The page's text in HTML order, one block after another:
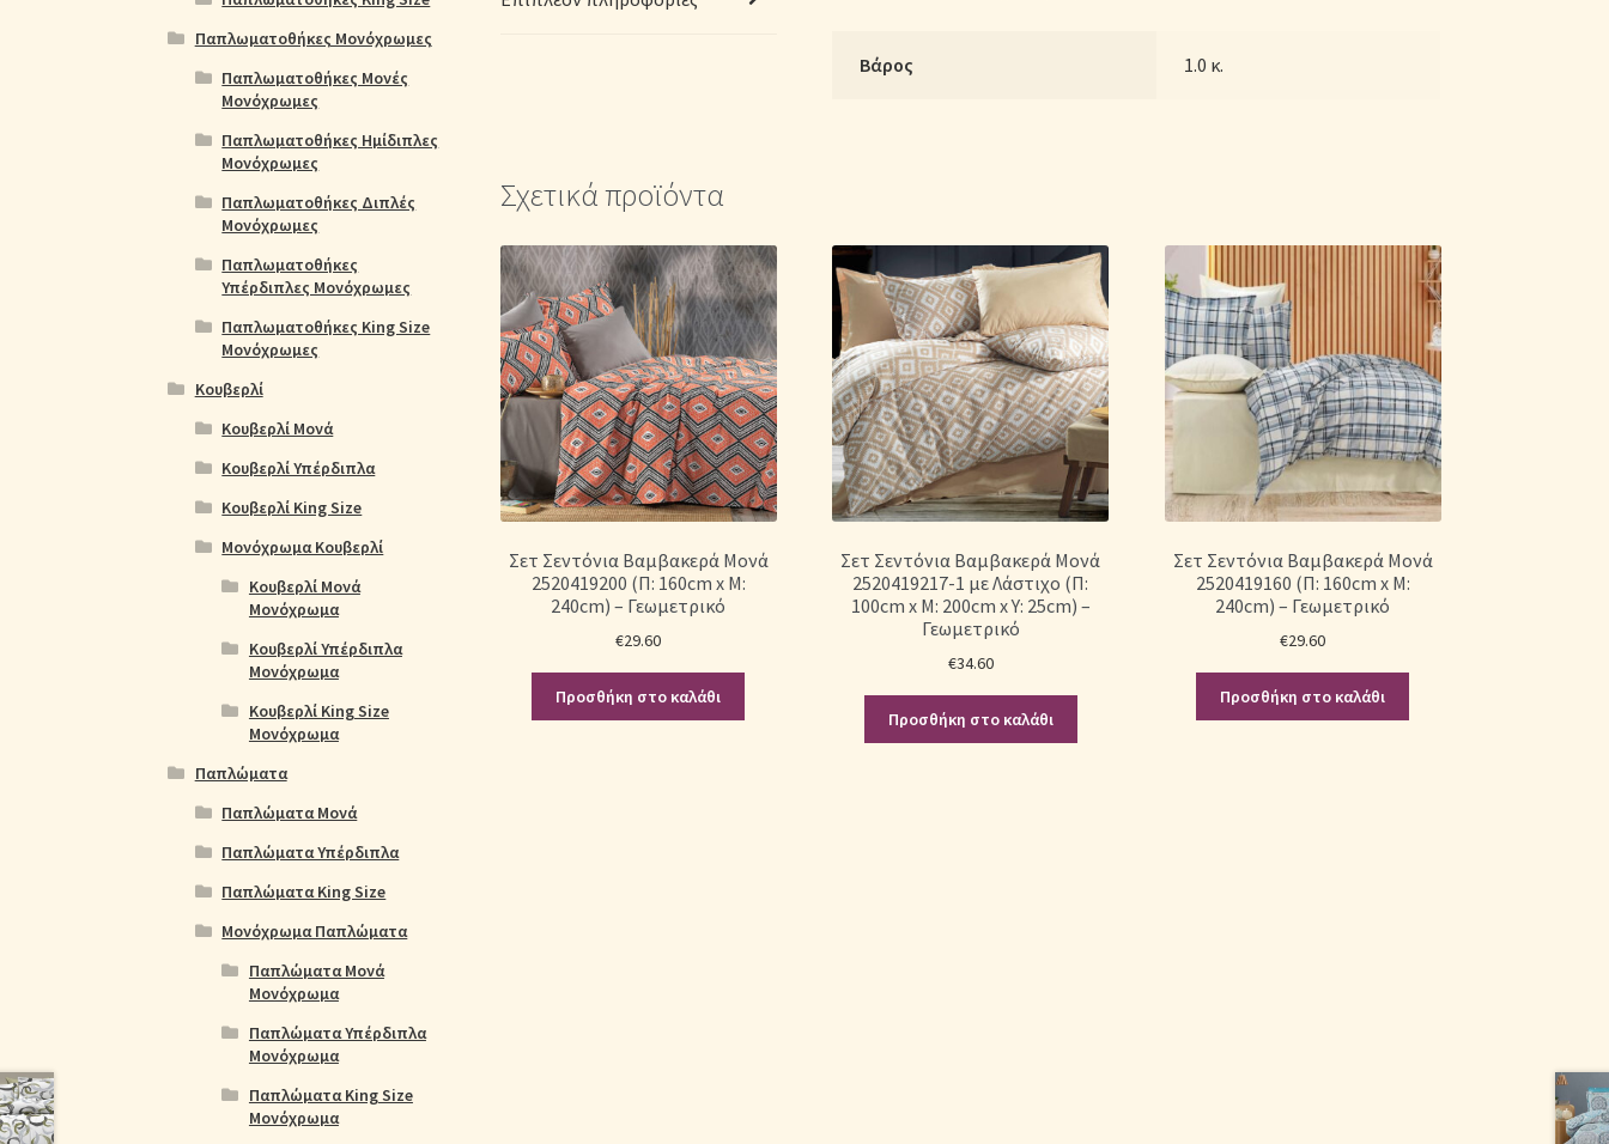
Βάρος 1.0 κ.
Σχετικά προϊόντα
Σετ Σεντόνια Βαμβακερά Μονά
2520419200 (Π: 160cm x Μ:
240cm) – Γεωμετρικό
€29.60
Προσθήκη στο καλάθι
Σετ Σεντόνια Βαμβακερά Μονά
2520419217-1 με Λάστιχο (Π:
100cm x Μ: 200cm x Υ: 25cm) –
Γεωμετρικό
€34.60
Προσθήκη στο καλάθι
Σετ Σεντόνια Βαμβακερά Μονά
2520419160 (Π: 160cm x Μ:
240cm) – Γεωμετρικό
€29.60
Προσθήκη στο καλάθι
Παπλωματοθήκες Μονόχρωμες
Παπλωματοθήκες Μονές
Μονόχρωμες
Παπλωματοθήκες Ημίδιπλες
Μονόχρωμες
Παπλωματοθήκες Διπλές
Μονόχρωμες
Παπλωματοθήκες
Υπέρδιπλες Μονόχρωμες
Παπλωματοθήκες King Size
Μονόχρωμες
Κουβερλί
Κουβερλί Μονά
Κουβερλί Υπέρδιπλα
Κουβερλί King Size
Μονόχρωμα Κουβερλί
Κουβερλί Μονά
Μονόχρωμα
Κουβερλί Υπέρδιπλα
Μονόχρωμα
Κουβερλί King Size
Μονόχρωμα
Παπλώματα
Παπλώματα Μονά
Παπλώματα Υπέρδιπλα
Παπλώματα King Size
Μονόχρωμα Παπλώματα
Παπλώματα Μονά
Μονόχρωμα
Παπλώματα Υπέρδιπλα
Μονόχρωμα
Παπλώματα King Size
Μονόχρωμα